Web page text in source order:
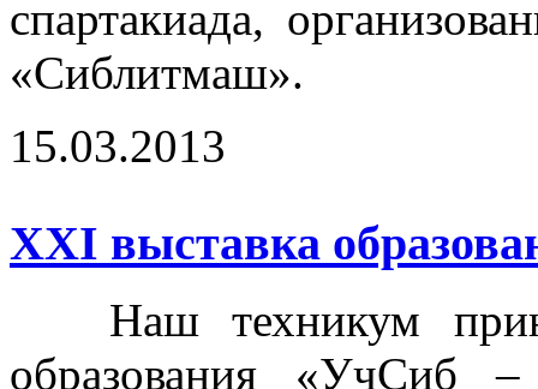
спартакиада,
«Сиблитмаш».
15.03.2013
ХХI выставка
Наш техникум
образования «УчСиб